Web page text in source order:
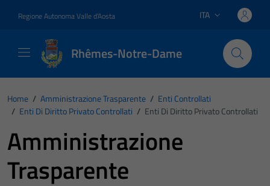
Regione Autonoma Valle d'Aosta Lingua attiva:
ITA
Rhêmes-Notre-Dame
Home / Amministrazione Trasparente / Enti Controllati
/ Enti Di Diritto Privato Controllati / Enti Di Diritto Privato Controllati
Amministrazione
Trasparente